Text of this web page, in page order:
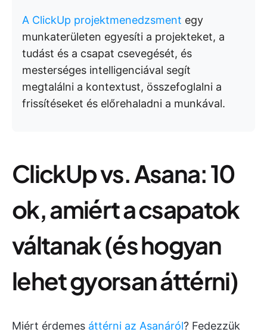
A ClickUp projektmenedzsment egy
munkaterületen egyesíti a projekteket, a
tudást és a csapat csevegését, és
mesterséges intelligenciával segít
megtalálni a kontextust, összefoglalni a
frissítéseket és előrehaladni a munkával.
ClickUp vs. Asana: 10
ok, amiért a csapatok
váltanak (és hogyan
lehet gyorsan áttérni)
Miért érdemes áttérni az Asanáról? Fedezzük